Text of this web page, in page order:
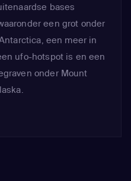
bases
een grot onder
een meer in
ufo-hotspot is en een
onder Mount